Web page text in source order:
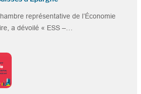
représentative de l’Économie
a dévoilé « ESS –…